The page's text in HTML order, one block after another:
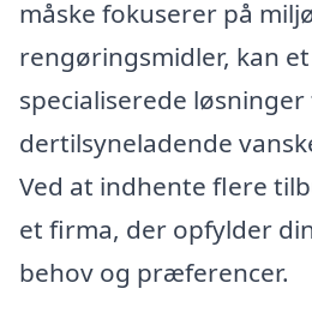
måske fokuserer på
rengøringsmidler, kan
specialiserede løsninger
dertilsyneladende
Ved at indhente flere
et firma, der opfylder
behov og præferencer.